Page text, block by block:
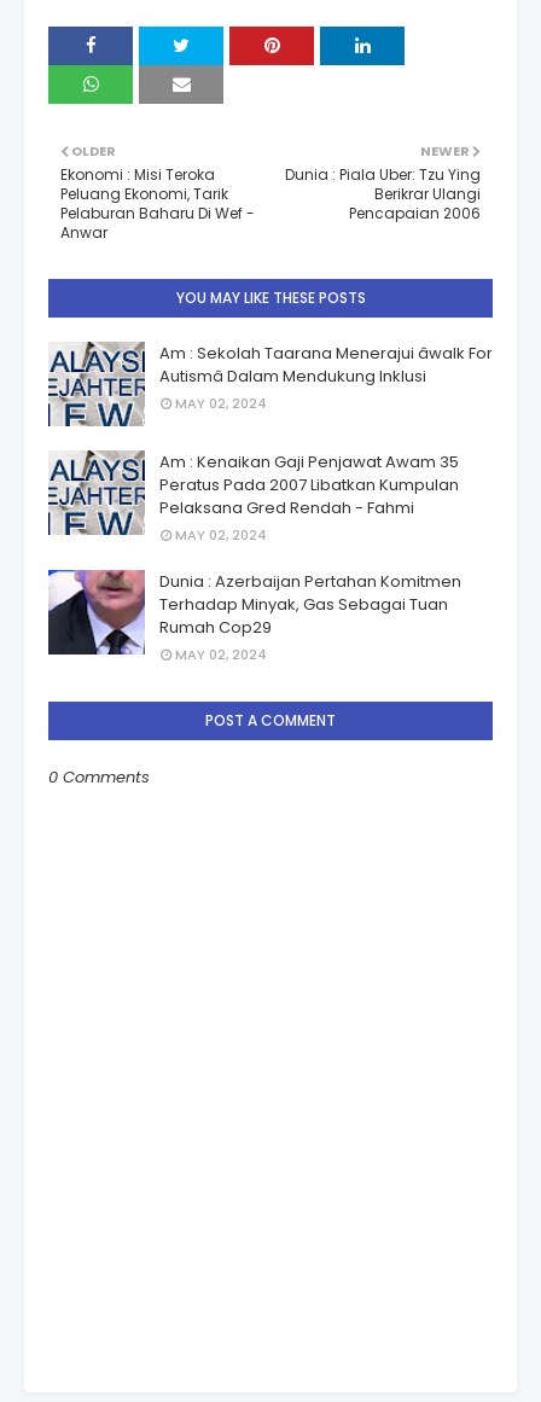
NEWER
Dunia : Piala Uber: Tzu Ying
Berikrar Ulangi
Pencapaian 2006
OLDER
Ekonomi : Misi Teroka
Peluang Ekonomi, Tarik
Pelaburan Baharu Di Wef -
Anwar
YOU MAY LIKE THESE POSTS
Am : Sekolah Taarana Menerajui âwalk For
Autismâ Dalam Mendukung Inklusi
MAY 02, 2024
Am : Kenaikan Gaji Penjawat Awam 35
Peratus Pada 2007 Libatkan Kumpulan
Pelaksana Gred Rendah - Fahmi
MAY 02, 2024
Dunia : Azerbaijan Pertahan Komitmen
Terhadap Minyak, Gas Sebagai Tuan
Rumah Cop29
MAY 02, 2024
POST A COMMENT
0 Comments